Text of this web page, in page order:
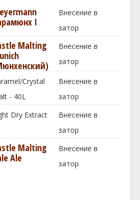
I
Внесение в
затор
Malting
Внесение в
затор
Crystal
- 40L
Внесение в
затор
Dry Extract
Внесение в
затор
Malting
Ale
Внесение в
затор